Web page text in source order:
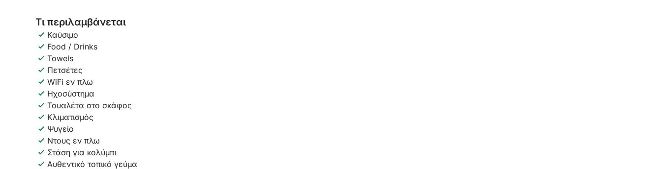
Τι περιλαμβάνεται
Καύσιμο
Food / Drinks
Towels
Πετσέτες
WiFi εν πλω
Ηχοσύστημα
Τουαλέτα στο σκάφος
Κλιματισμός
Ψυγείο
Ντους εν πλω
Στάση για κολύμπι
Αυθεντικό τοπικό γεύμα